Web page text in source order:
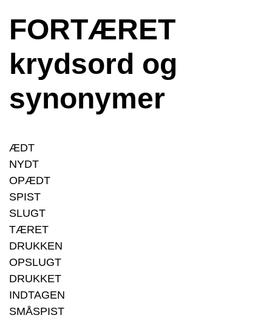
FORTÆRET
krydsord og
synonymer
ÆDT
NYDT
OPÆDT
SPIST
SLUGT
TÆRET
DRUKKEN
OPSLUGT
DRUKKET
INDTAGEN
SMÅSPIST